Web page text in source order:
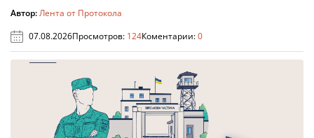
Автор:Лента от Протокола
07.08.2026Просмотров: 124Коментарии:0